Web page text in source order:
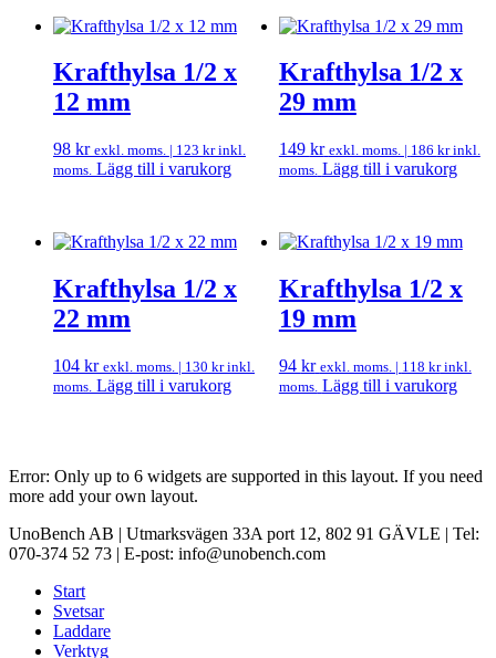
Krafthylsa 1/2 x
12 mm
98 kr exkl. moms. | 123 krinkl.
moms. Lägg till i varukorg
Krafthylsa 1/2 x
29 mm
149 kr exkl. moms. | 186 krinkl.
moms. Lägg till i varukorg
Krafthylsa 1/2 x
22 mm
104 kr exkl. moms. | 130 krinkl.
moms. Lägg till i varukorg
Krafthylsa 1/2 x
19 mm
94 kr exkl. moms. | 118 krinkl.
moms. Lägg till i varukorg
Error: Only up to 6 widgets are supported in this layout. If you need
more add your own layout.
UnoBench AB | Utmarksvägen 33A port 12, 802 91 GÄVLE | Tel:
070-374 52 73 | E-post: info@unobench.com
Start
Svetsar
Laddare
Verktyg